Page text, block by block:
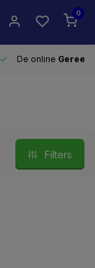
0
De online
Filters